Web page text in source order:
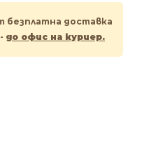
безплатна доставка
- до офис на куриер.